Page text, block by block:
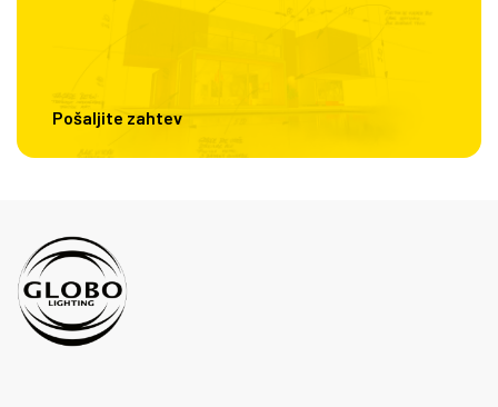
Pošaljite zahtev